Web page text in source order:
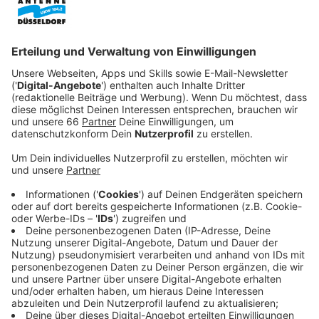
Rechtsradikalismus morgen (27.Januar 2024) in
Düsseldorf.
Veröffentlicht:Freitag, 26.01.2024 06:12
Anzeige
Man habe den Eindruck, bei vielen Menschen sei eine
Grenze erreicht worden, an der man sich Ausgrenzung
und Populismus entgegen stellen wolle. Diesen
Schwung wolle man möglichst auch in die Zeit nach
der Demo mitnehmen, sagte uns Oliver Ongaro vom
Bündnis Düsseldorf stellt sich quer:
Anzeige
Oliver Ongaro, Düsseldorf stellt